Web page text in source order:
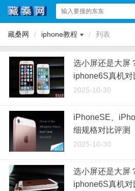
藏桑网 / iphone教程 / 列表
选小屏还是大屏
iphone6S真机
2025-10-30
iPhoneSE、
细规格对比评测
2025-10-30
选小屏还是大屏
iphone6S真机